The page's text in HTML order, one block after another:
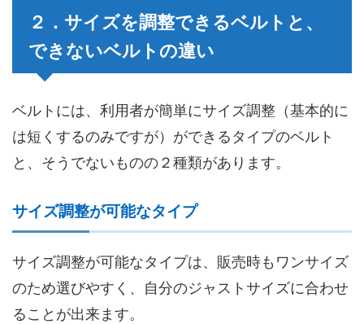
２．サイズを調整できるベルトと、
できないベルトの違い
ベルトには、利用者が簡単にサイズ調整（基本的に
は短くするのみですが）ができるタイプのベルト
と、そうでないものの２種類があります。
サイズ調整が可能なタイプ
サイズ調整が可能なタイプは、販売時もワンサイズ
のため選びやすく、自分のジャストサイズに合わせ
ることが出来ます。